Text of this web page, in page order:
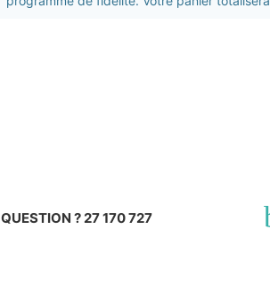
QUESTION ? 27 170 727